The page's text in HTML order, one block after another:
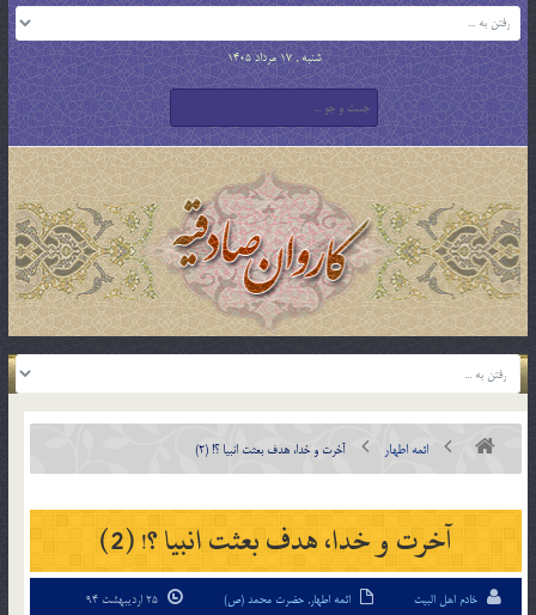
شنبه , 17 مرداد 1405
ائمه اطهار آخرت و خدا، هدف بعثت انبیا ؟! (2)
آخرت و خدا، هدف بعثت انبیا ؟! (2)
خادم اهل البیت ائمه اطهار, حضرت محمد (ص)